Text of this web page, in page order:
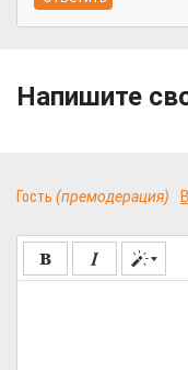
Напишите
Гость (премодерация)